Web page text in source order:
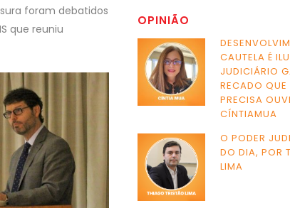
foram debatidos
que reuniu
OPINIÃO
CAUTELA É
JUDICIÁRIO
RECADO
PRECISA
CÍNTIAMUA
O PODER
DO DIA, POR
LIMA